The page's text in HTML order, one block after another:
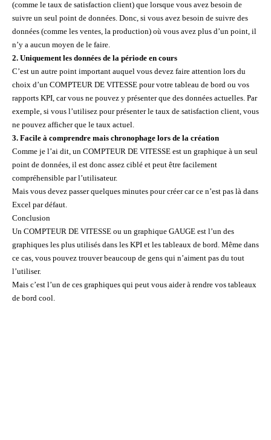
(comme le taux de satisfaction client) que lorsque vous avez besoin de
suivre un seul point de données. Donc, si vous avez besoin de suivre des
données (comme les ventes, la production) où vous avez plus d’un point, il
n’y a aucun moyen de le faire.
2. Uniquement les données de la période en cours
C’est un autre point important auquel vous devez faire attention lors du
choix d’un COMPTEUR DE VITESSE pour votre tableau de bord ou vos
rapports KPI, car vous ne pouvez y présenter que des données actuelles. Par
exemple, si vous l’utilisez pour présenter le taux de satisfaction client, vous
ne pouvez afficher que le taux actuel.
3. Facile à comprendre mais chronophage lors de la création
Comme je l’ai dit, un COMPTEUR DE VITESSE est un graphique à un seul
point de données, il est donc assez ciblé et peut être facilement
compréhensible par l’utilisateur.
Mais vous devez passer quelques minutes pour créer car ce n’est pas là dans
Excel par défaut.
Conclusion
Un COMPTEUR DE VITESSE ou un graphique GAUGE est l’un des
graphiques les plus utilisés dans les KPI et les tableaux de bord. Même dans
ce cas, vous pouvez trouver beaucoup de gens qui n’aiment pas du tout
l’utiliser.
Mais c’est l’un de ces graphiques qui peut vous aider à rendre vos tableaux
de bord cool.